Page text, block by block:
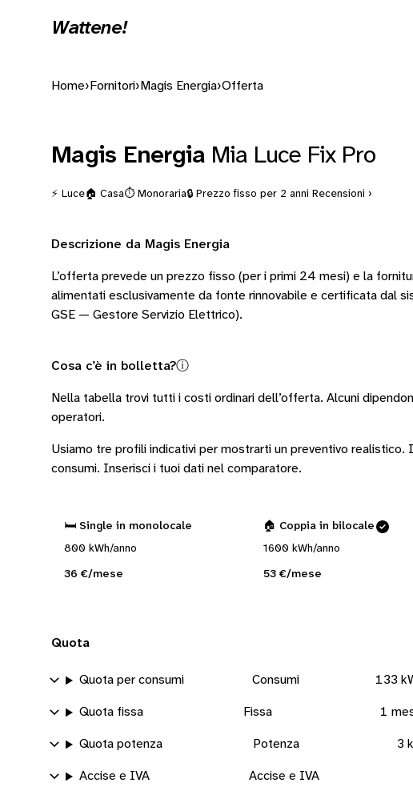
Wattene!
Home› Fornitori› Magis Energia›Offerta
Magis Energia Mia Luce Fix Pro
⚡ Luce🏠 Casa⏱️ Monoraria🔒 Prezzo fisso per 2 anni Recensioni ›
Descrizione da Magis Energia
L’offerta prevede un prezzo fisso (per i primi 24 mesi) e la
alimentati esclusivamente da fonte rinnovabile e certificata dal
GSE — Gestore Servizio Elettrico).
Cosa c’è in bolletta?ⓘ
Nella tabella trovi tutti i costi ordinari dell’offerta. Alcuni
operatori.
Usiamo tre profili indicativi per mostrarti un preventivo
consumi. Inserisci i tuoi dati nel comparatore.
🛏️ Single in monolocale
800 kWh/anno
36 €/mese
🏠 Coppia in bilocale
1600 kWh/anno
53 €/mese
Quota
Quota per consumi Consumi 133
Quota fissa Fissa 1
Quota potenza Potenza 3
Accise e IVA Accise e IVA